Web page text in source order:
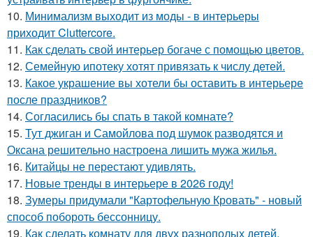
10. Минимализм выходит из моды - в интерьеры
приходит Cluttercore.
11. Как сделать свой интерьер богаче с помощью цветов.
12. Семейную ипотеку хотят привязать к числу детей.
13. Какое украшение вы хотели бы оставить в интерьере
после праздников?
14. Согласились бы спать в такой комнате?
15. Тут джиган и Самойлова под шумок разводятся и
Оксана решительно настроена лишить мужа жилья.
16. Китайцы не перестают удивлять.
17. Новые тренды в интерьере в 2026 году!
18. Зумеры придумали "Картофельную Кровать" - новый
способ побороть бессонницу.
19. Как сделать комнату для двух разнополых детей.